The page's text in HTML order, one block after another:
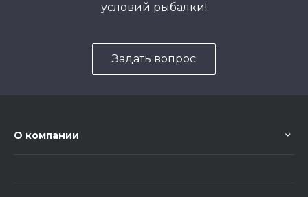
условий рыбалки!
Задать вопрос
О компании